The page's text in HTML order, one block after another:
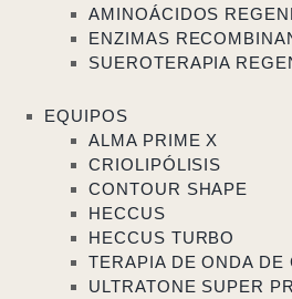
AMINOÁCIDOS
ENZIMAS
SUEROTERAPIA
EQUIPOS
ALMA PRIME X
CRIOLIPÓLISIS
CONTOUR SHAPE
HECCUS
HECCUS TURBO
TERAPIA DE ONDA DE
ULTRATONE SUPER